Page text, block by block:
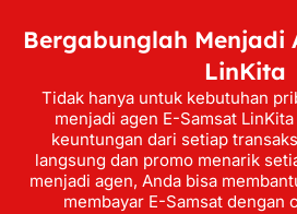
Bergabunglah Menjadi
LinKita
Tidak hanya untuk kebutuhan
menjadi agen E-Samsat
keuntungan dari setiap
langsung dan promo menarik
menjadi agen, Anda bisa
membayar E-Samsat dengan